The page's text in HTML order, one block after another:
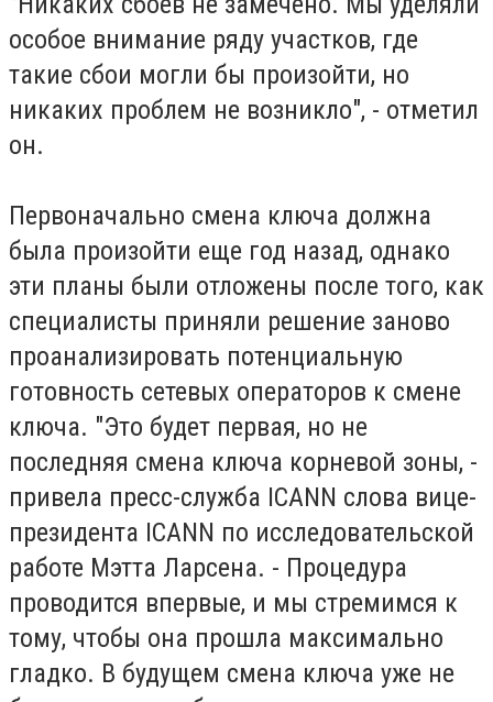
особое внимание ряду участков, где
такие сбои могли бы произойти, но
никаких проблем не возникло", - отметил
он.
Первоначально смена ключа должна
была произойти еще год назад, однако
эти планы были отложены после того, как
специалисты приняли решение заново
проанализировать потенциальную
готовность сетевых операторов к смене
ключа. "Это будет первая, но не
последняя смена ключа корневой зоны, -
привела пресс-служба ICANN слова вице-
президента ICANN по исследовательской
работе Мэтта Ларсена. - Процедура
проводится впервые, и мы стремимся к
тому, чтобы она прошла максимально
гладко. В будущем смена ключа уже не